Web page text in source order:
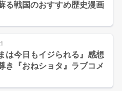
る戦国のおすすめ歴史漫画
は今日もイジられる』感想
き『おねショタ』ラブコメ